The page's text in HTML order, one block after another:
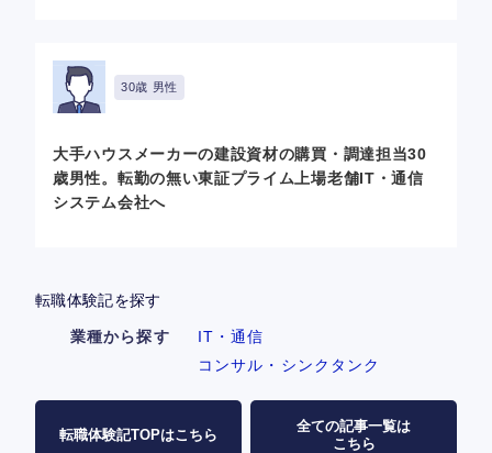
30歳 男性
大手ハウスメーカーの建設資材の購買・調達担当30
歳男性。転勤の無い東証プライム上場老舗IT・通信
システム会社へ
転職体験記を探す
業種から探す
IT・通信
コンサル・シンクタンク
転職体験記TOPはこちら
全ての記事一覧は
こちら